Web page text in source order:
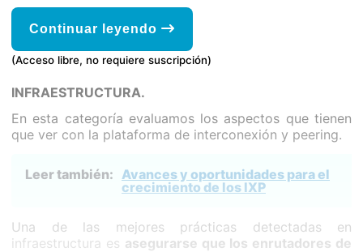
Continuar leyendo
(Acceso libre, no requiere suscripción)
INFRAESTRUCTURA.
En esta categoría evaluamos los aspectos que tienen
que ver con la plataforma de interconexión y peering.
Leer también: Avances y oportunidades para el
crecimiento de los IXP
Una de las mejores prácticas detectadas en
infraestructura es asegurarse que los enrutadores de